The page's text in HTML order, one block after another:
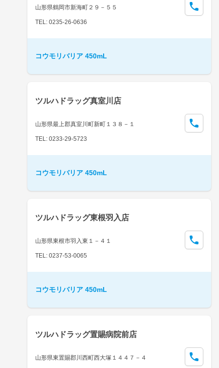
山形県鶴岡市新海町２９－５５
TEL: 0235-26-0636
コウモリバリア 450mL
ツルハドラッグ真室川店
山形県最上郡真室川町新町１３８－１
TEL: 0233-29-5723
コウモリバリア 450mL
ツルハドラッグ東根羽入店
山形県東根市羽入東１－４１
TEL: 0237-53-0065
コウモリバリア 450mL
ツルハドラッグ置賜病院前店
山形県東置賜郡川西町西大塚１４４７－４